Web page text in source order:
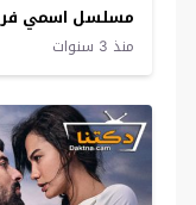
مسلسل اسمي فرح الحلقة 23
منذ 3 سنوات